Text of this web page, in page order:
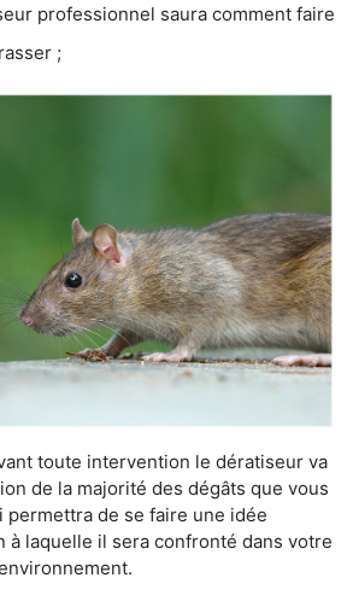
professionnel saura comment faire
;
toute intervention le dératiseur va
de la majorité des dégâts que vous
permettra de se faire une idée
à laquelle il sera confronté dans votre